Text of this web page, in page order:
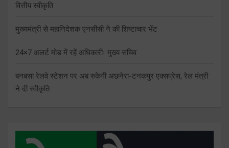
वित्तीय स्वीकृति
मुख्यमंत्री से महानिदेशक एनसीसी ने की शिष्टाचार भेंट
24×7 अलर्ट मोड में रहें अधिकारीः मुख्य सचिव
बनबसा रेलवे स्टेशन पर अब रुकेगी अछनेरा-टनकपुर एक्सप्रेस, रेल मंत्री
ने दी स्वीकृति